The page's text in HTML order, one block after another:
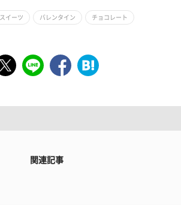
スイーツ バレンタイン チョコレート
関連記事